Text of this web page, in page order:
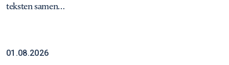
teksten samen…
Analyse
01.08.2026